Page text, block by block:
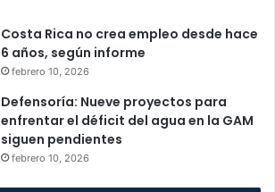
Costa Rica no crea empleo desde hace
6 años, según informe
febrero 10, 2026
Defensoría: Nueve proyectos para
enfrentar el déficit del agua en la GAM
siguen pendientes
febrero 10, 2026